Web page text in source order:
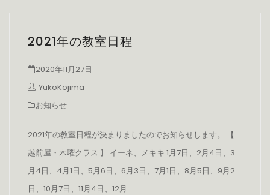
2021年の教室日程
2020年11月27日
YukoKojima
お知らせ
2021年の教室日程が決まりましたのでお知らせします。 【
越前屋・木曜クラス 】 イーネ、メキキ 1月7日、2月4日、3
月4日、4月1日、5月6日、6月3日、7月1日、8月5日、9月2
日、10月7日、11月4日、12月